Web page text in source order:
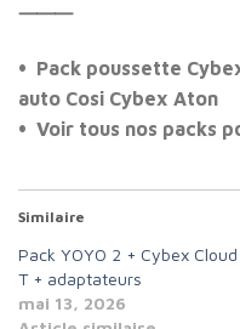
⸻
• Pack poussette
auto Cosi Cybex Aton
• Voir tous nos packs
Similaire
Pack YOYO 2 + Cybex Cloud
T + adaptateurs
mai 13, 2026